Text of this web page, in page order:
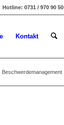
Hotline: 0731 / 970 90 50
Kontakt
Beschwerdemanagement